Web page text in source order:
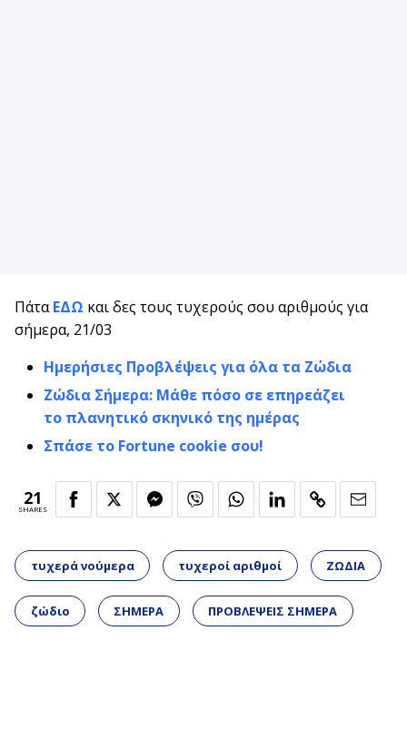
ΠάταΕΔΩ και δες τους τυχερούς σου αριθμούς για
σήμερα, 21/03
Ημερήσιες Προβλέψεις για όλα τα Ζώδια
Ζώδια Σήμερα: Μάθε πόσο σε επηρεάζει
το πλανητικό σκηνικό της ημέρας
Σπάσε το Fortune cookie σου!
21
SHARES
τυχερά νούμερα τυχεροί αριθμοί ΖΩΔΙΑ
ζώδιο ΣΗΜΕΡΑ ΠΡΟΒΛΕΨΕΙΣ ΣΗΜΕΡΑ